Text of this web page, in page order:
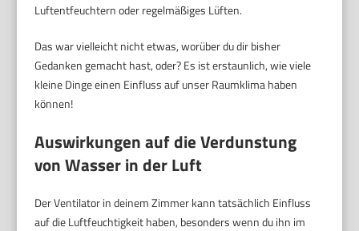
Luftentfeuchtern oder regelmäßiges Lüften.
Das war vielleicht nicht etwas, worüber du dir bisher
Gedanken gemacht hast, oder? Es ist erstaunlich, wie viele
kleine Dinge einen Einfluss auf unser Raumklima haben
können!
Auswirkungen auf die Verdunstung
von Wasser in der Luft
Der Ventilator in deinem Zimmer kann tatsächlich Einfluss
auf die Luftfeuchtigkeit haben, besonders wenn du ihn im